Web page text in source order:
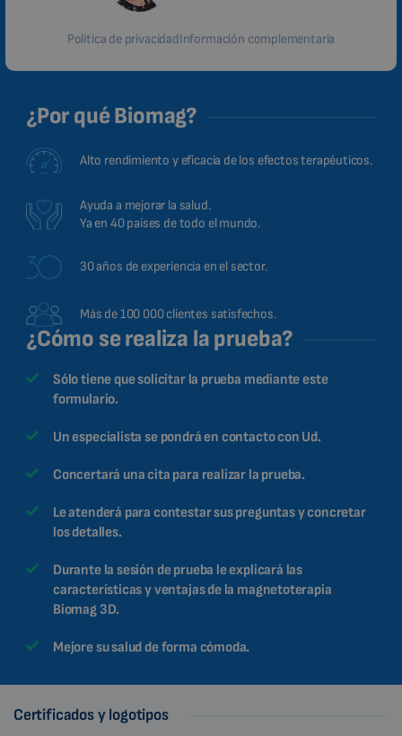
Política de privacidadInformación complementaria
¿Por qué Biomag?
Alto rendimiento y eficacia de los efectos terapéuticos.
Ayuda a mejorar la salud.
Ya en 40 países de todo el mundo.
30 años de experiencia en el sector.
Más de 100 000 clientes satisfechos.
¿Cómo se realiza la prueba?
Sólo tiene que solicitar la prueba mediante este
formulario.
Un especialista se pondrá en contacto con Ud.
Concertará una cita para realizar la prueba.
Le atenderá para contestar sus preguntas y concretar
los detalles.
Durante la sesión de prueba le explicará las
características y ventajas de la magnetoterapia
Biomag 3D.
Mejore su salud de forma cómoda.
Certificados y logotipos